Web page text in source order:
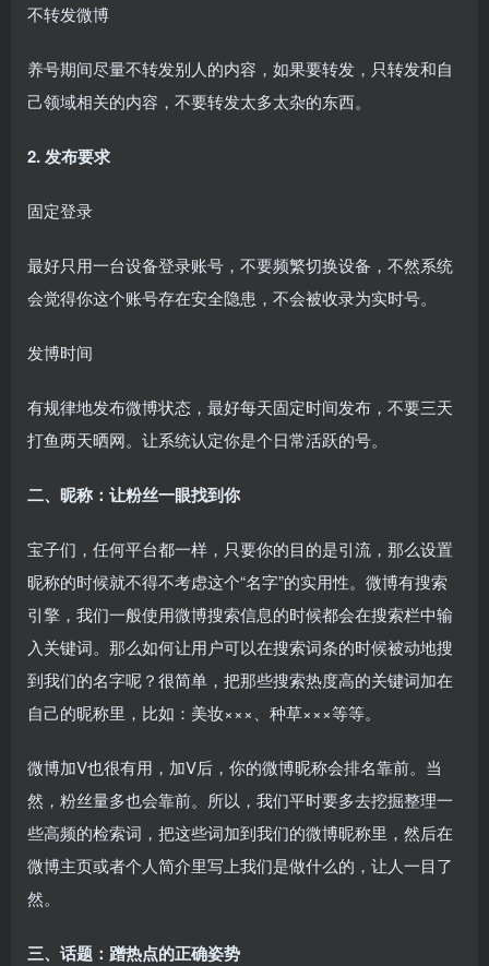
不转发微博
养号期间尽量不转发别人的内容，如果要转发，只转发和自
己领域相关的内容，不要转发太多太杂的东西。
2. 发布要求
固定登录
最好只用一台设备登录账号，不要频繁切换设备，不然系统
会觉得你这个账号存在安全隐患，不会被收录为实时号。
发博时间
有规律地发布微博状态，最好每天固定时间发布，不要三天
打鱼两天晒网。让系统认定你是个日常活跃的号。
二、昵称：让粉丝一眼找到你
宝子们，任何平台都一样，只要你的目的是引流，那么设置
昵称的时候就不得不考虑这个“名字”的实用性。微博有搜索
引擎，我们一般使用微博搜索信息的时候都会在搜索栏中输
入关键词。那么如何让用户可以在搜索词条的时候被动地搜
到我们的名字呢？很简单，把那些搜索热度高的关键词加在
自己的昵称里，比如：美妆×××、种草×××等等。
微博加V也很有用，加V后，你的微博昵称会排名靠前。当
然，粉丝量多也会靠前。所以，我们平时要多去挖掘整理一
些高频的检索词，把这些词加到我们的微博昵称里，然后在
微博主页或者个人简介里写上我们是做什么的，让人一目了
然。
三、话题：蹭热点的正确姿势